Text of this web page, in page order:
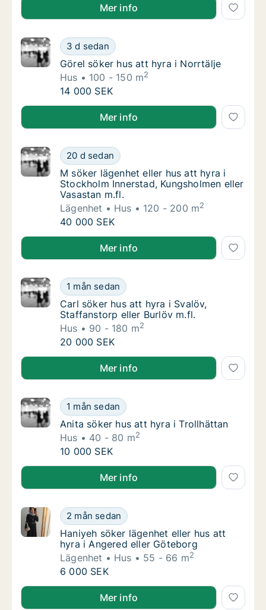
Mer info
Görel söker hus att hyra i Norrtälje
3 d sedan
Görel söker hus att hyra i Norrtälje
Görel söker hus att hyra i Norrtälje
Hus
100 - 150 m2
Görel söker hus att hyra i Norrtälje
14 000 SEK
Görel söker hus att hyra i Norrtälje
Mer info
M söker lägenhet eller hus att hyra i
20 d sedan
M söker lägenhet eller hus att hyra i
M söker lägenhet eller hus att hyra i
Stockholm Innerstad, Kungsholmen eller
Vasastan m.fl.
Lägenhet
Hus 120 - 200 m2
M söker lägenhet eller hus att hyra i
40 000 SEK
M söker lägenhet eller hus att hyra i Stockholm
Mer info
Carl söker hus att hyra i Svalöv,
1 mån sedan
Carl söker hus att hyra i Svalöv,
Carl söker hus att hyra i Svalöv,
Staffanstorp eller Burlöv m.fl.
Hus
90 - 180 m2
Carl söker hus att hyra i Svalöv,
20 000 SEK
Carl söker hus att hyra i Svalöv, Staffanstorp eller
Mer info
Anita söker hus att hyra i Trollhättan
1 mån sedan
Anita söker hus att hyra i Trollhättan
Anita söker hus att hyra i Trollhättan
Hus
40 - 80 m2
Anita söker hus att hyra i Trollhättan
10 000 SEK
Anita söker hus att hyra i Trollhättan
Mer info
Haniyeh söker lägenhet eller hus att hyra i
2 mån sedan
Haniyeh söker lägenhet eller hus att hyra i
Haniyeh söker lägenhet eller hus att
hyra i Angered eller Göteborg
Lägenhet
Hus 55 - 66 m2
Haniyeh söker lägenhet eller hus att hyra i
6 000 SEK
Haniyeh söker lägenhet eller hus att hyra i Angered
Mer info